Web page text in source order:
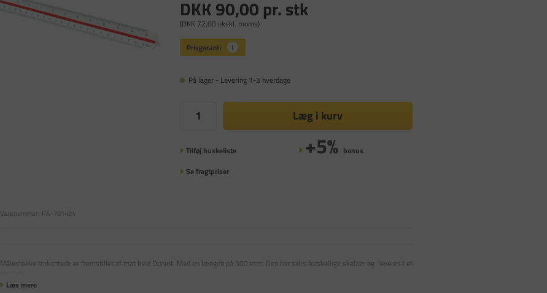
DKK 90,00 pr. stk
(DKK 72,00 ekskl. moms)
På lager - Levering 1-3 hverdage
Læg i kurv
Tilføj huskeliste +5% bonus
Se fragtpriser
Varenummer: PA-701434
Målestokke trekantede er fremstillet af mat hvid Dunirit. Med en længde på 300 mm. Den har seks forskellige skalaer og leveres i et
Læs mere